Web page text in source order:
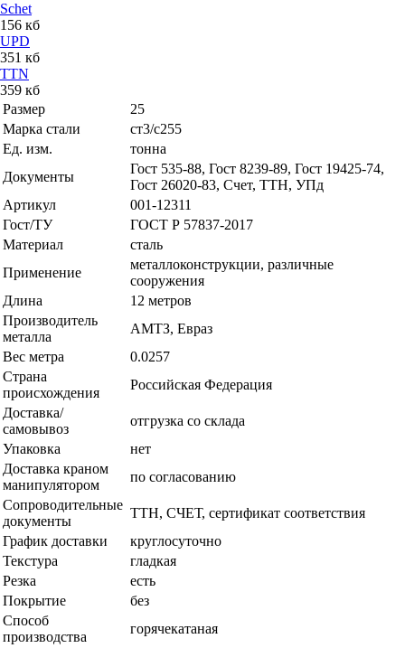
Schet
156 кб
UPD
351 кб
TTN
359 кб
Размер
25
Марка стали
ст3/с255
Ед. изм.
тонна
Документы
Гост 535-88, Гост 8239-89, Гост 19425-74,
Гост 26020-83, Счет, ТТН, УПд
Артикул
001-12311
Гост/ТУ
ГОСТ Р 57837-2017
Материал
сталь
Применение
металлоконструкции, различные
сооружения
Длина
12 метров
Производитель
металла
АМТЗ, Евраз
Вес метра
0.0257
Страна
происхождения
Российская Федерация
Доставка/
самовывоз
отгрузка со склада
Упаковка
нет
Доставка краном
манипулятором
по согласованию
Сопроводительные
документы
ТТН, СЧЕТ, сертификат соответствия
График доставки
круглосуточно
Текстура
гладкая
Резка
есть
Покрытие
без
Способ
производства
горячекатаная